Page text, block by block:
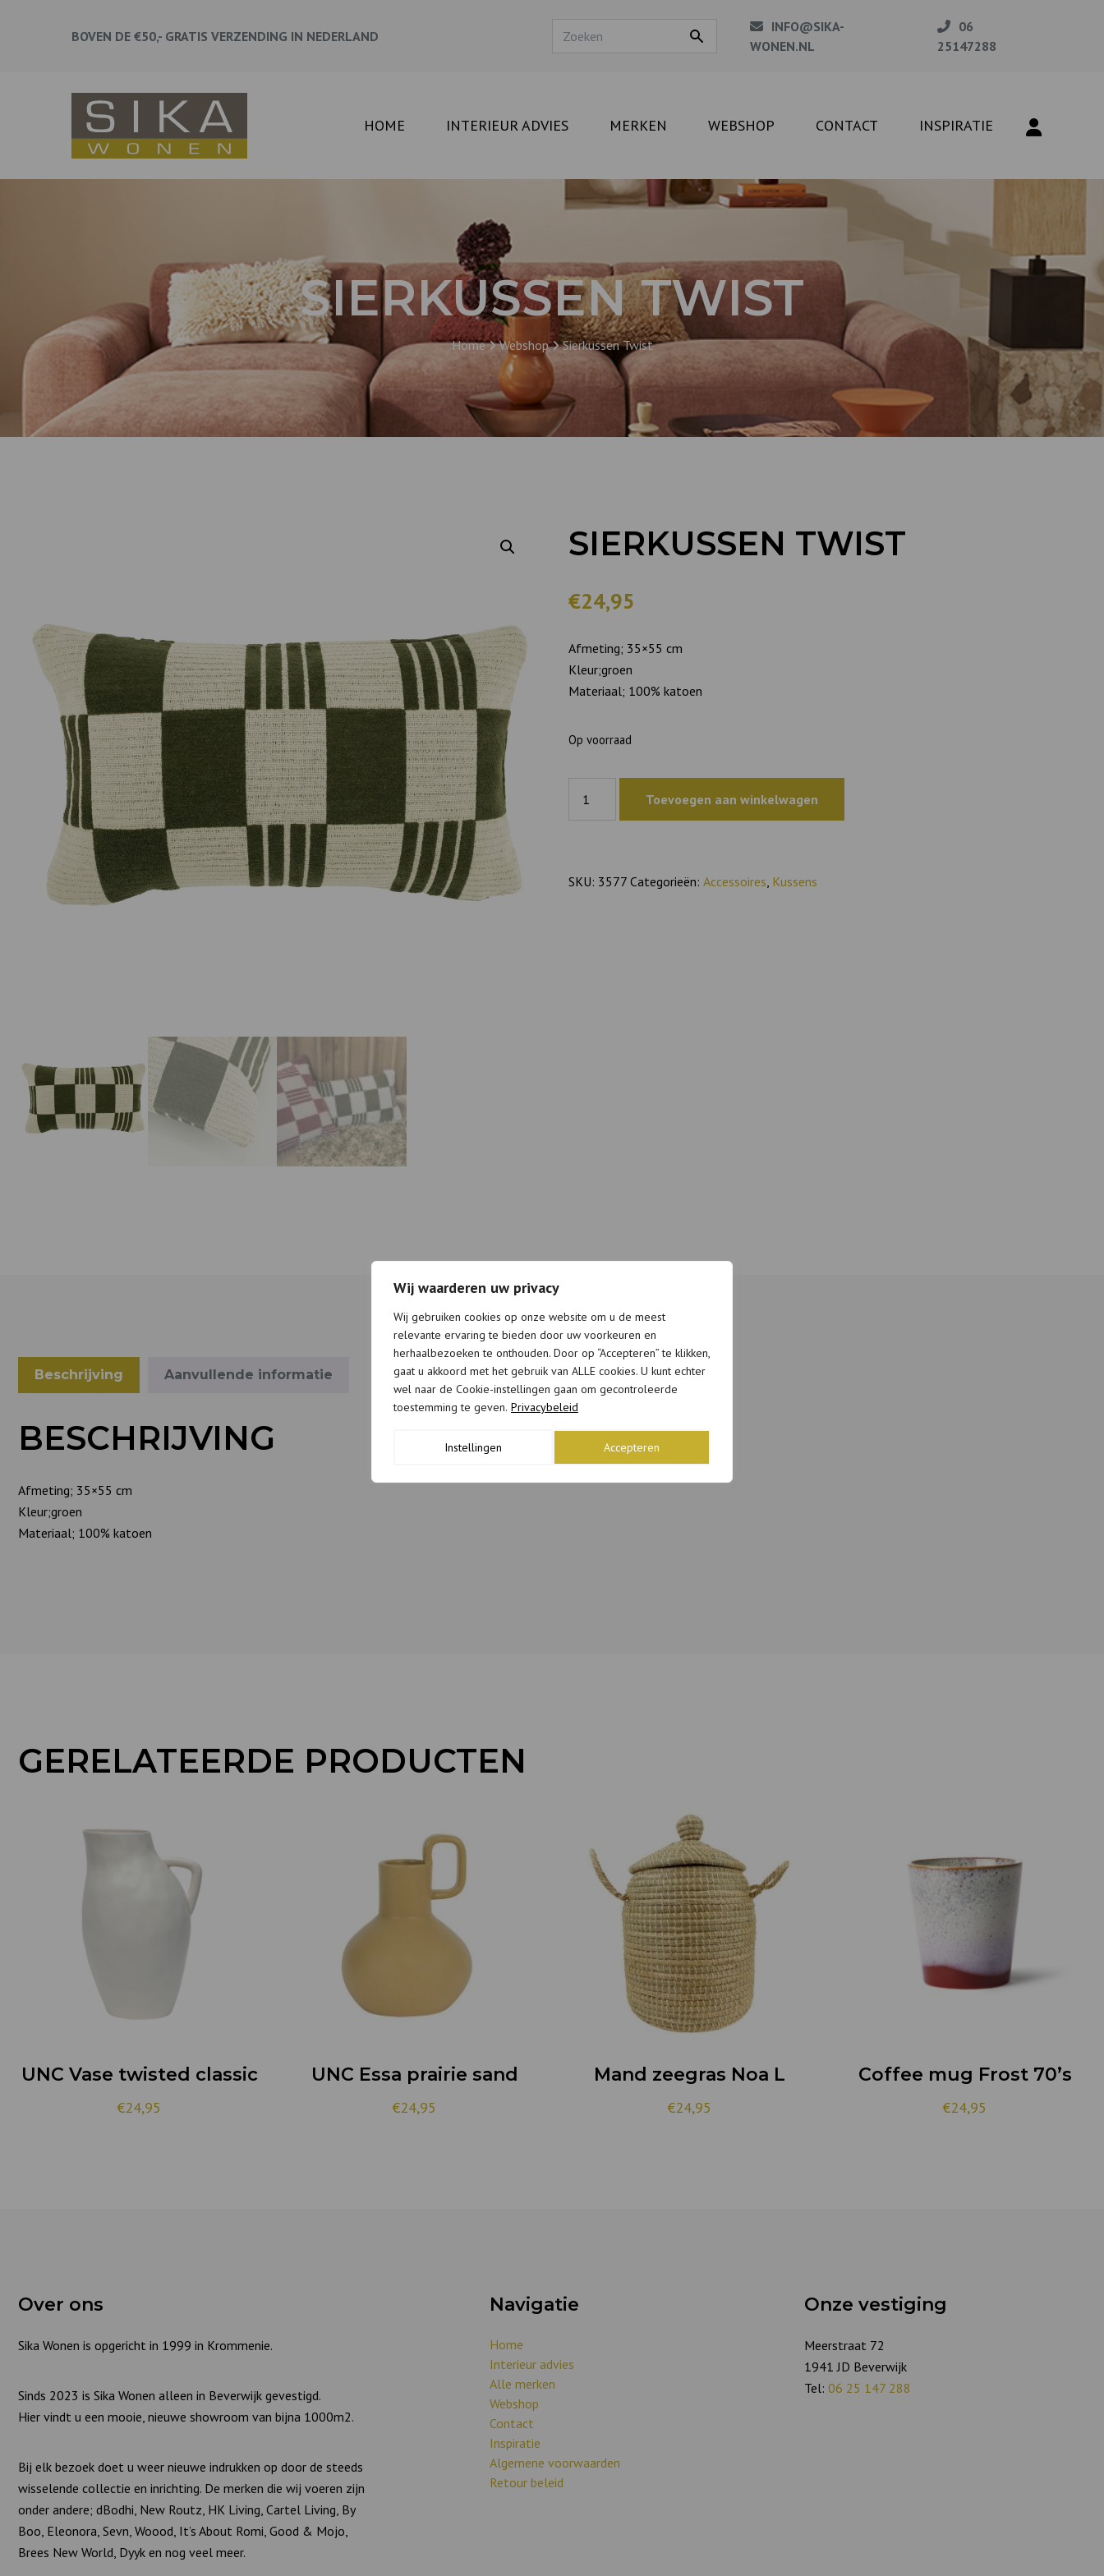
Wij waarderen uw privacy
Wij gebruiken cookies op onze website om u de meest
relevante ervaring te bieden door uw voorkeuren en
herhaalbezoeken te onthouden. Door op “Accepteren” te klikken,
gaat u akkoord met het gebruik van ALLE cookies. U kunt echter
wel naar de Cookie-instellingen gaan om gecontroleerde
toestemming te geven. Privacybeleid
Instellingen Accepteren
BOVEN DE €50,- GRATIS VERZENDING IN NEDERLAND
INFO@SIKA-
WONEN.NL
06
25147288
HOME INTERIEUR ADVIES MERKEN WEBSHOP CONTACT INSPIRATIE
SIERKUSSEN TWIST
Home Webshop Sierkussen Twist
SIERKUSSEN TWIST
€24,95
Afmeting; 35×55 cm
Kleur;groen
Materiaal; 100% katoen
Op voorraad
Twist
Toevoegen aan winkelwagen
SKU: 3577 Categorieën: Accessoires, Kussens
Beschrijving Aanvullende informatie
BESCHRIJVING
Afmeting; 35×55 cm
Kleur;groen
Materiaal; 100% katoen
GERELATEERDE PRODUCTEN
UNC Vase twisted classic
€24,95
UNC Essa prairie sand
€24,95
Mand zeegras Noa L
€24,95
Coffee mug Frost 70’s
€24,95
Over ons
Sika Wonen is opgericht in 1999 in Krommenie.
Sinds 2023 is Sika Wonen alleen in Beverwijk gevestigd.
Hier vindt u een mooie, nieuwe showroom van bijna 1000m2.
Bij elk bezoek doet u weer nieuwe indrukken op door de steeds
wisselende collectie en inrichting. De merken die wij voeren zijn
onder andere; dBodhi, New Routz, HK Living, Cartel Living, By
Boo, Eleonora, Sevn, Woood, It’s About Romi, Good & Mojo,
Brees New World, Dyyk en nog veel meer.
Navigatie
Home
Interieur advies
Alle merken
Webshop
Contact
Inspiratie
Algemene voorwaarden
Retour beleid
Onze vestiging
Meerstraat 72
1941 JD Beverwijk
Tel:06 25 147 288